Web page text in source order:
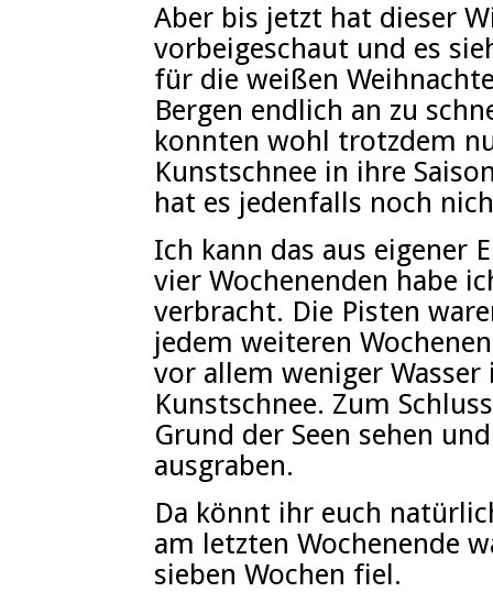
Aber bis jetzt hat dieser
vorbeigeschaut und es
für die weißen
Bergen endlich an zu
konnten wohl trotzdem
Kunstschnee in ihre
hat es jedenfalls noch
Ich kann das aus eigener
vier Wochenenden habe
verbracht. Die Pisten
jedem weiteren
vor allem weniger
Kunstschnee. Zum
Grund der Seen sehen
ausgraben.
Da könnt ihr euch
am letzten Wochenende
sieben Wochen fiel.